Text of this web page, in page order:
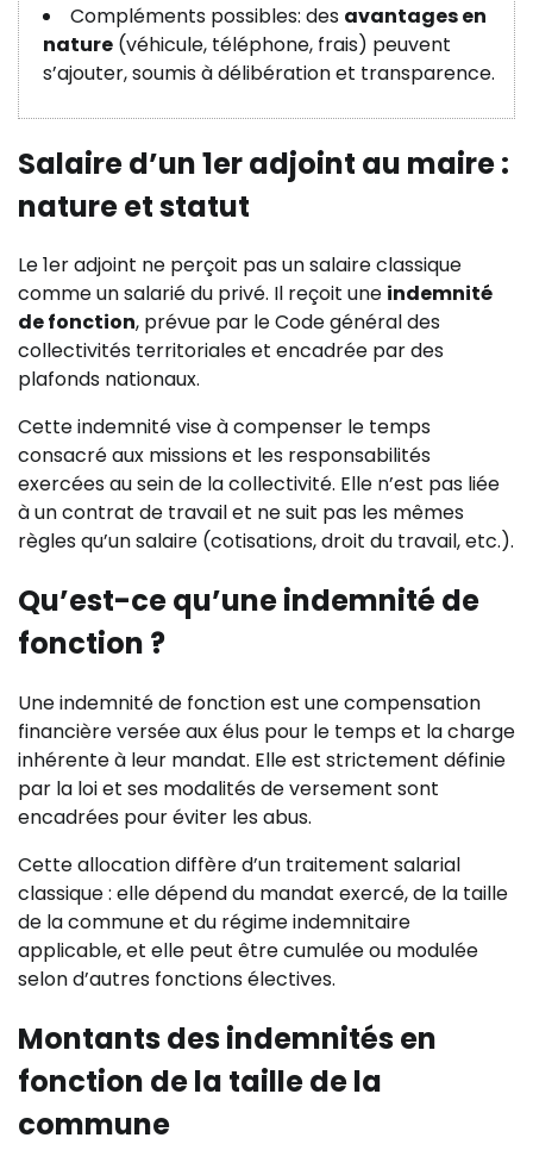
Compléments possibles: des avantages en
nature (véhicule, téléphone, frais) peuvent
s’ajouter, soumis à délibération et transparence.
Salaire d’un 1er adjoint au maire :
nature et statut
Le 1er adjoint ne perçoit pas un salaire classique
comme un salarié du privé. Il reçoit une indemnité
de fonction, prévue par le Code général des
collectivités territoriales et encadrée par des
plafonds nationaux.
Cette indemnité vise à compenser le temps
consacré aux missions et les responsabilités
exercées au sein de la collectivité. Elle n’est pas liée
à un contrat de travail et ne suit pas les mêmes
règles qu’un salaire (cotisations, droit du travail, etc.).
Qu’est-ce qu’une indemnité de
fonction ?
Une indemnité de fonction est une compensation
financière versée aux élus pour le temps et la charge
inhérente à leur mandat. Elle est strictement définie
par la loi et ses modalités de versement sont
encadrées pour éviter les abus.
Cette allocation diffère d’un traitement salarial
classique : elle dépend du mandat exercé, de la taille
de la commune et du régime indemnitaire
applicable, et elle peut être cumulée ou modulée
selon d’autres fonctions électives.
Montants des indemnités en
fonction de la taille de la
commune